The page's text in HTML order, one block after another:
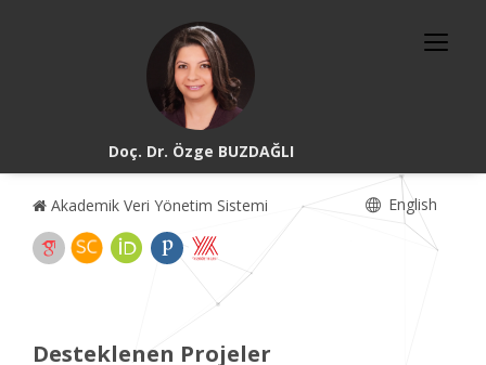
Doç. Dr. Özge BUZDAĞLI
Akademik Veri Yönetim Sistemi English
Desteklenen Projeler